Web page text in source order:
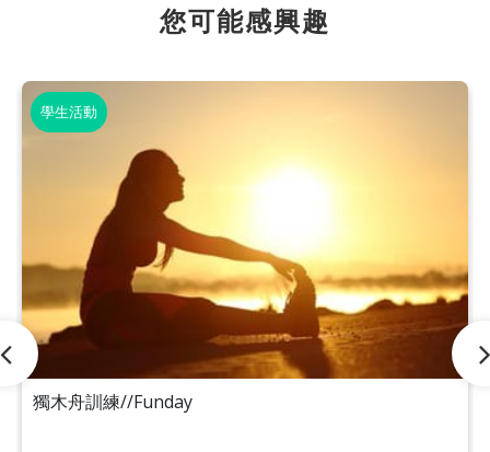
您可能感興趣
學生活動
獨木舟訓練//Funday